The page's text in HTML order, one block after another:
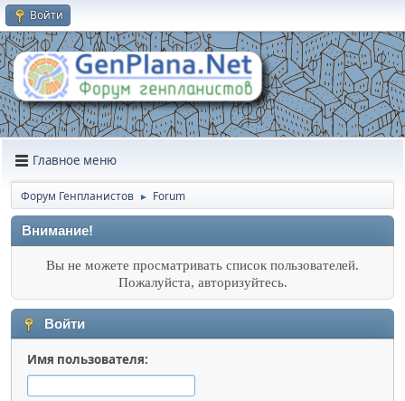
Войти
Главное меню
Форум Генпланистов ► Forum
Внимание!
Вы не можете просматривать список пользователей.
Пожалуйста, авторизуйтесь.
Войти
Имя пользователя: